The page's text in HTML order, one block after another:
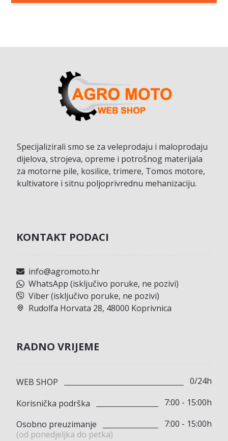
Specijalizirali smo se za veleprodaju i maloprodaju
dijelova, strojeva, opreme i potrošnog materijala
za motorne pile, kosilice, trimere, Tomos motore,
kultivatore i sitnu poljoprivrednu mehanizaciju.
KONTAKT PODACI
info@agromoto.hr
WhatsApp (isključivo poruke, ne pozivi)
Viber (isključivo poruke, ne pozivi)
Rudolfa Horvata 28, 48000 Koprivnica
RADNO VRIJEME
WEB SHOP
0/24h
Korisnička podrška
7:00 - 15:00h
Osobno preuzimanje
(od ponedjeljka do petka)
7:00 - 15:00h